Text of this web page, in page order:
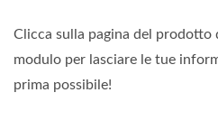
Clicca sulla pagina del prodotto
modulo per lasciare le tue
prima possibile!